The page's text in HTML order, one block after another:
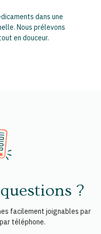
dans une
Nous prélevons
en douceur.
?
facilement joignables par
téléphone.